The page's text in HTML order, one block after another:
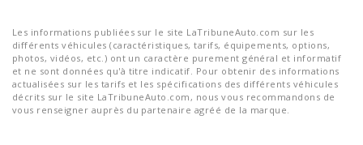
Les informations publiées sur le site LaTribuneAuto.com sur les
différents véhicules (caractéristiques, tarifs, équipements, options,
photos, vidéos, etc.) ont un caractère purement général et informatif
et ne sont données qu'à titre indicatif. Pour obtenir des informations
actualisées sur les tarifs et les spécifications des différents véhicules
décrits sur le site LaTribuneAuto.com, nous vous recommandons de
vous renseigner auprès du partenaire agréé de la marque.